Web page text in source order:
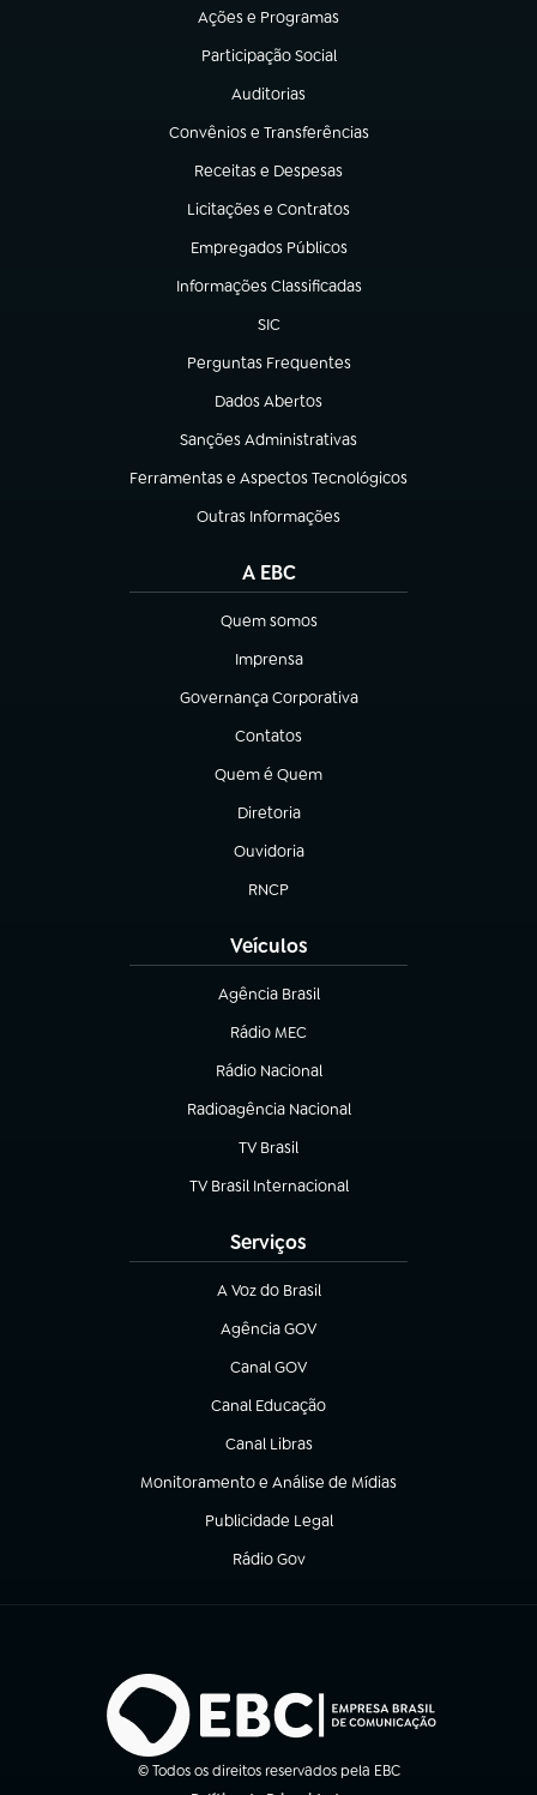
Ações e Programas
(abre em nova aba)
Participação Social
(abre em nova aba)
Auditorias
(abre em nova aba)
Convênios e Transferências
(abre em nova aba)
Receitas e Despesas
(abre em nova aba)
Licitações e Contratos
(abre em nova aba)
Empregados Públicos
(abre em nova aba)
Informações Classificadas
(abre em nova aba)
SIC
(abre em nova aba)
Perguntas Frequentes
(abre em nova aba)
Dados Abertos
(abre em nova aba)
Sanções Administrativas
(abre em nova aba)
Ferramentas e Aspectos Tecnológicos
(abre em nova aba)
Outras Informações
(abre em nova aba)
A EBC
Quem somos
(abre em nova aba)
Imprensa
(abre em nova aba)
Governança Corporativa
(abre em nova aba)
Contatos
(abre em nova aba)
Quem é Quem
(abre em nova aba)
Diretoria
(abre em nova aba)
Ouvidoria
(abre em nova aba)
RNCP
(abre em nova aba)
Veículos
Agência Brasil
(abre em nova aba)
Rádio MEC
(abre em nova aba)
Rádio Nacional
Radioagência Nacional
(abre em nova aba)
TV Brasil
(abre em nova aba)
TV Brasil Internacional
(abre em nova aba)
Serviços
A Voz do Brasil
(abre em nova aba)
Agência GOV
(abre em nova aba)
Canal GOV
(abre em nova aba)
Canal Educação
(abre em nova aba)
Canal Libras
(abre em nova aba)
Monitoramento e Análise de Mídias
(abre em nova aba)
Publicidade Legal
(abre em nova aba)
Rádio Gov
(abre em nova aba)
© Todos os direitos reservados pela EBC